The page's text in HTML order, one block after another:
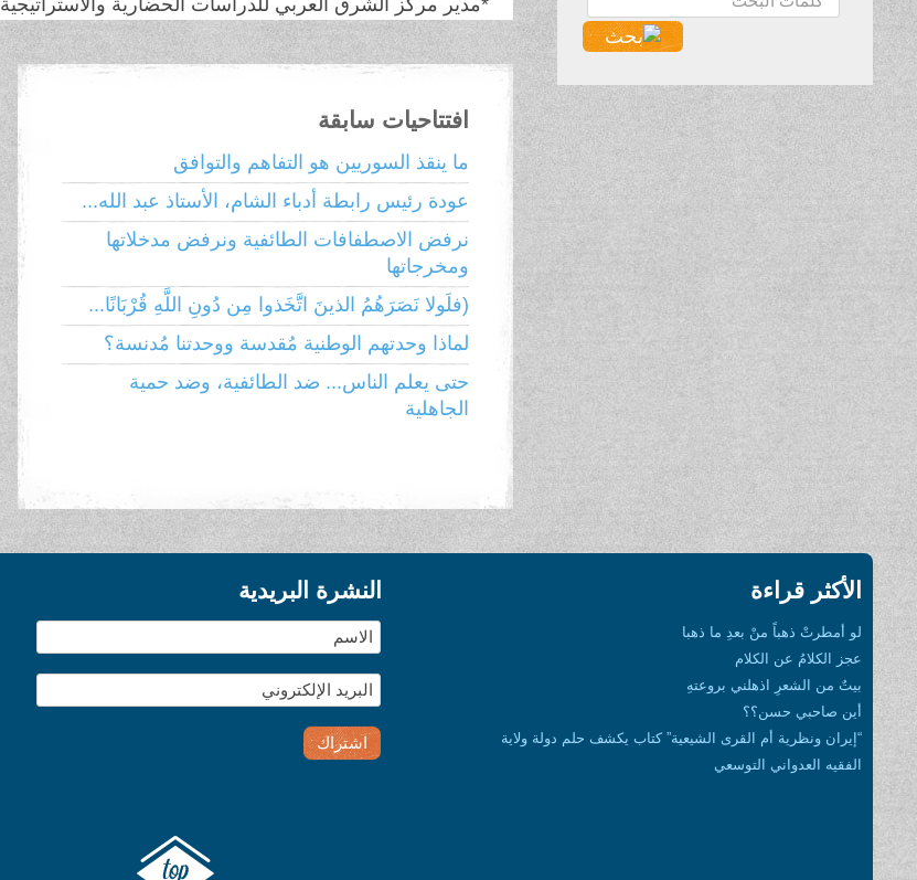
افتتاحيات سابقة
ما ينقذ السوريين هو التفاهم والتوافق
عودة رئيس رابطة أدباء الشام، الأستاذ عبد الله...
نرفض الاصطفافات الطائفية ونرفض مدخلاتها
ومخرجاتها
(فلَولا نَصَرَهُمُ الذينَ اتَّخَذوا مِن دُونِ اللَّهِ قُرْبَانًا...
لماذا وحدتهم الوطنية مُقدسة ووحدتنا مُدنسة؟
حتى يعلم الناس... ضد الطائفية، وضد حمية
الجاهلية
الأكثر قراءة
لو أمطرتْ ذهباً منْ بعدِ ما ذهبا
عجز الكلامُ عن الكلام
بيتٌ من الشعرِ اذهلني بروعتهِ
أين صاحبي حسن؟؟
“إيران ونظرية أم القرى الشيعية” كتاب يكشف حلم دولة ولاية
الفقيه العدواني التوسعي
النشرة البريدية